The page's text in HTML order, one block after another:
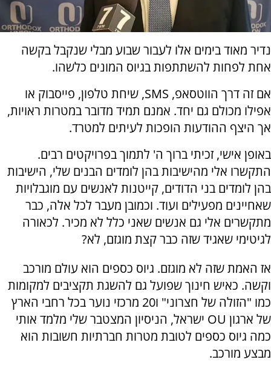
נדיר מאוד בימים אלו לעבור שבוע מבלי שנקבל בקשה
אחת לפחות להשתתפות בגיוס המונים כלשהו.
אם זה דרך הווטסאפ, SMS, שיחת טלפון, פייסבוק או
אפילו מכולם גם יחד. אמנם תמיד מדובר במטרות ראויות,
אך היצף ההודעות הופכות לעיתים למטרד.
באופן אישי, זכיתי ברוך ה' לתמוך בפרויקטים רבים.
התקשרו אלי מהישיבות בהן לומדים הבנים שלי, הישיבות
בהן לומדים בני הדודים, קייטנות לאנשים עם מוגבלויות
שאחיינים מפעילים ועוד. וכמובן מעבר לכל אלה, כבר
מתקשרים אלי גם אנשים שאני כלל לא מכיר. לכאורה
לגיטימי שאגיד שזה כבר קצת מוגזם, לא?
אז האמת שזה לא מוגזם. גיוס כספים הוא עולם מורכב
וקשה. כאיש חינוך שפועל גם להשגת תקציבים למקומות
כמו "הזולה של חצרוני" ו20 מרכזי נוער בכל רחבי הארץ
של ארגון OU ישראל, הניסיון המצטבר שלי מלמד אותי
כמה גיוס כספים לטובת מטרות חברתיות חשובות הוא
מבצע מורכב.